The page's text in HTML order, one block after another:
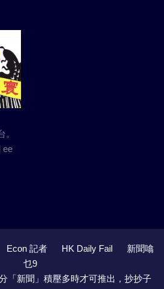
ee
Econ 記者 HK Daily Fail
新聞噏
乜9
「新聞」積壓多時才可推出，抄抄子